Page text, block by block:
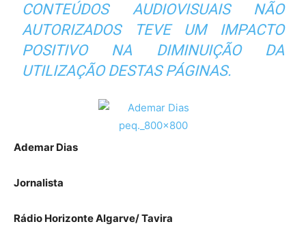
CONTEÚDOS AUDIOVISUAIS NÃO
AUTORIZADOS TEVE UM IMPACTO
POSITIVO NA DIMINUIÇÃO DA
UTILIZAÇÃO DESTAS PÁGINAS.
Ademar Dias
Jornalista
Rádio Horizonte Algarve/ Tavira